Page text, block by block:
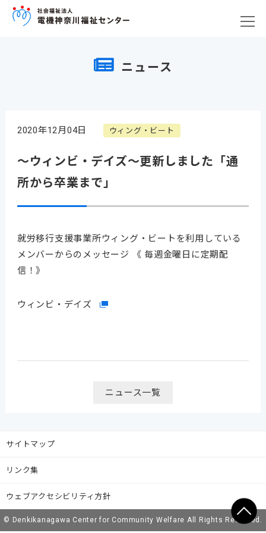
ニュース
2020年12月04日 ウィング・ビート
～ウィンビ・デイズ～更新しました「通
所から卒業まで」
就労移行支援事業所ウィング・ビートを利用している
メンバーからのメッセージ 《 毎週金曜日に定期配
信！》
ウィンビ・デイズ
ニュース一覧
サイトマップ
リンク集
ウェブアクセシビリティ方針
© Denkikanagawa Center for Community Welfare All Rights Reserved.